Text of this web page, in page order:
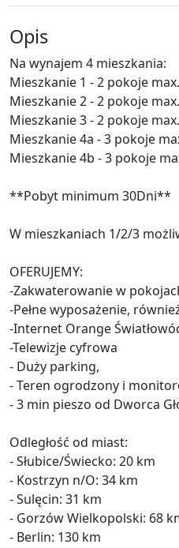
Opis
Na wynajem 4 mieszkania:
Mieszkanie 1 - 2 pokoje
Mieszkanie 2 - 2 pokoje
Mieszkanie 3 - 2 pokoje
Mieszkanie 4a - 3 pokoje
Mieszkanie 4b - 3 pokoje
**Pobyt minimum 30Dni**
W mieszkaniach 1/2/3
OFERUJEMY:
-Zakwaterowanie w
-Pełne wyposażenie,
-Internet Orange
-Telewizje cyfrowa
- Duży parking,
- Teren ogrodzony i
- 3 min pieszo od Dworca
Odległość od miast:
- Słubice/Świecko: 20 km
- Kostrzyn n/O: 34 km
- Sulęcin: 31 km
- Gorzów Wielkopolski: 68
- Berlin: 130 km